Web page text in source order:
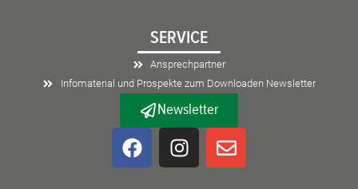
SERVICE
Ansprechpartner
Infomaterial und Prospekte zum Downloaden Newsletter
Newsletter
F
a
I
n
E
n